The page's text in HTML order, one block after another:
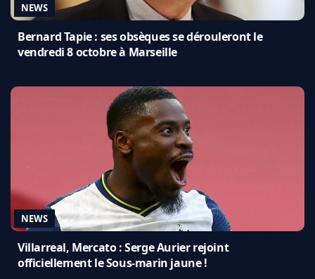
NEWS
Bernard Tapie : ses obsèques se dérouleront le
vendredi 8 octobre à Marseille
NEWS
Villarreal, Mercato : Serge Aurier rejoint
officiellement le Sous-marin jaune !